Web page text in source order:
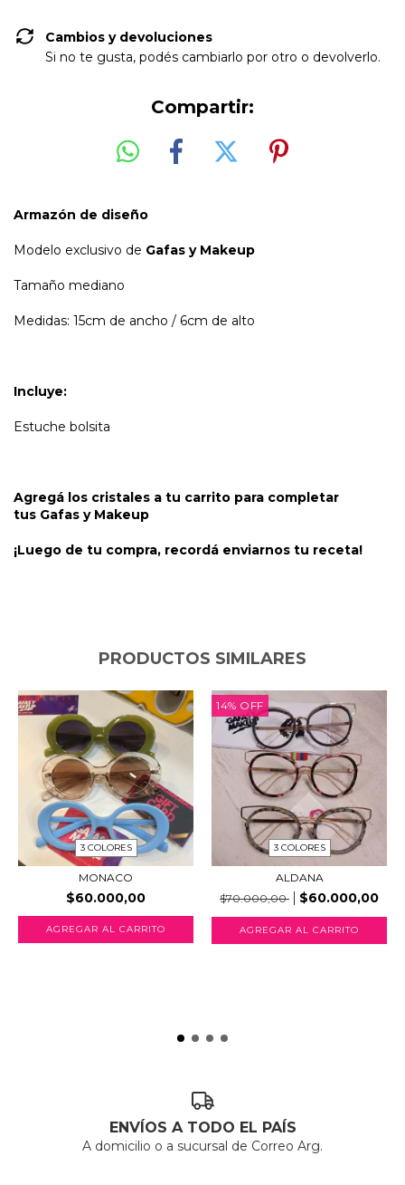
Cambios y devoluciones
Si no te gusta, podés cambiarlo por otro o devolverlo.
Compartir:
Armazón de diseño
Modelo exclusivo de Gafas y Makeup
Tamaño mediano
Medidas: 15cm de ancho / 6cm de alto
Incluye:
Estuche bolsita
Agregá los cristales a tu carrito para completar
tus Gafas y Makeup
¡Luego de tu compra, recordá enviarnos tu receta!
PRODUCTOS SIMILARES
3 COLORES
MONACO
$60.000,00
AGREGAR AL CARRITO
14% OFF
3 COLORES
ALDANA
$70.000,00
$60.000,00
AGREGAR AL CARRITO
ENVÍOS A TODO EL PAÍS
A domicilio o a sucursal de Correo Arg.